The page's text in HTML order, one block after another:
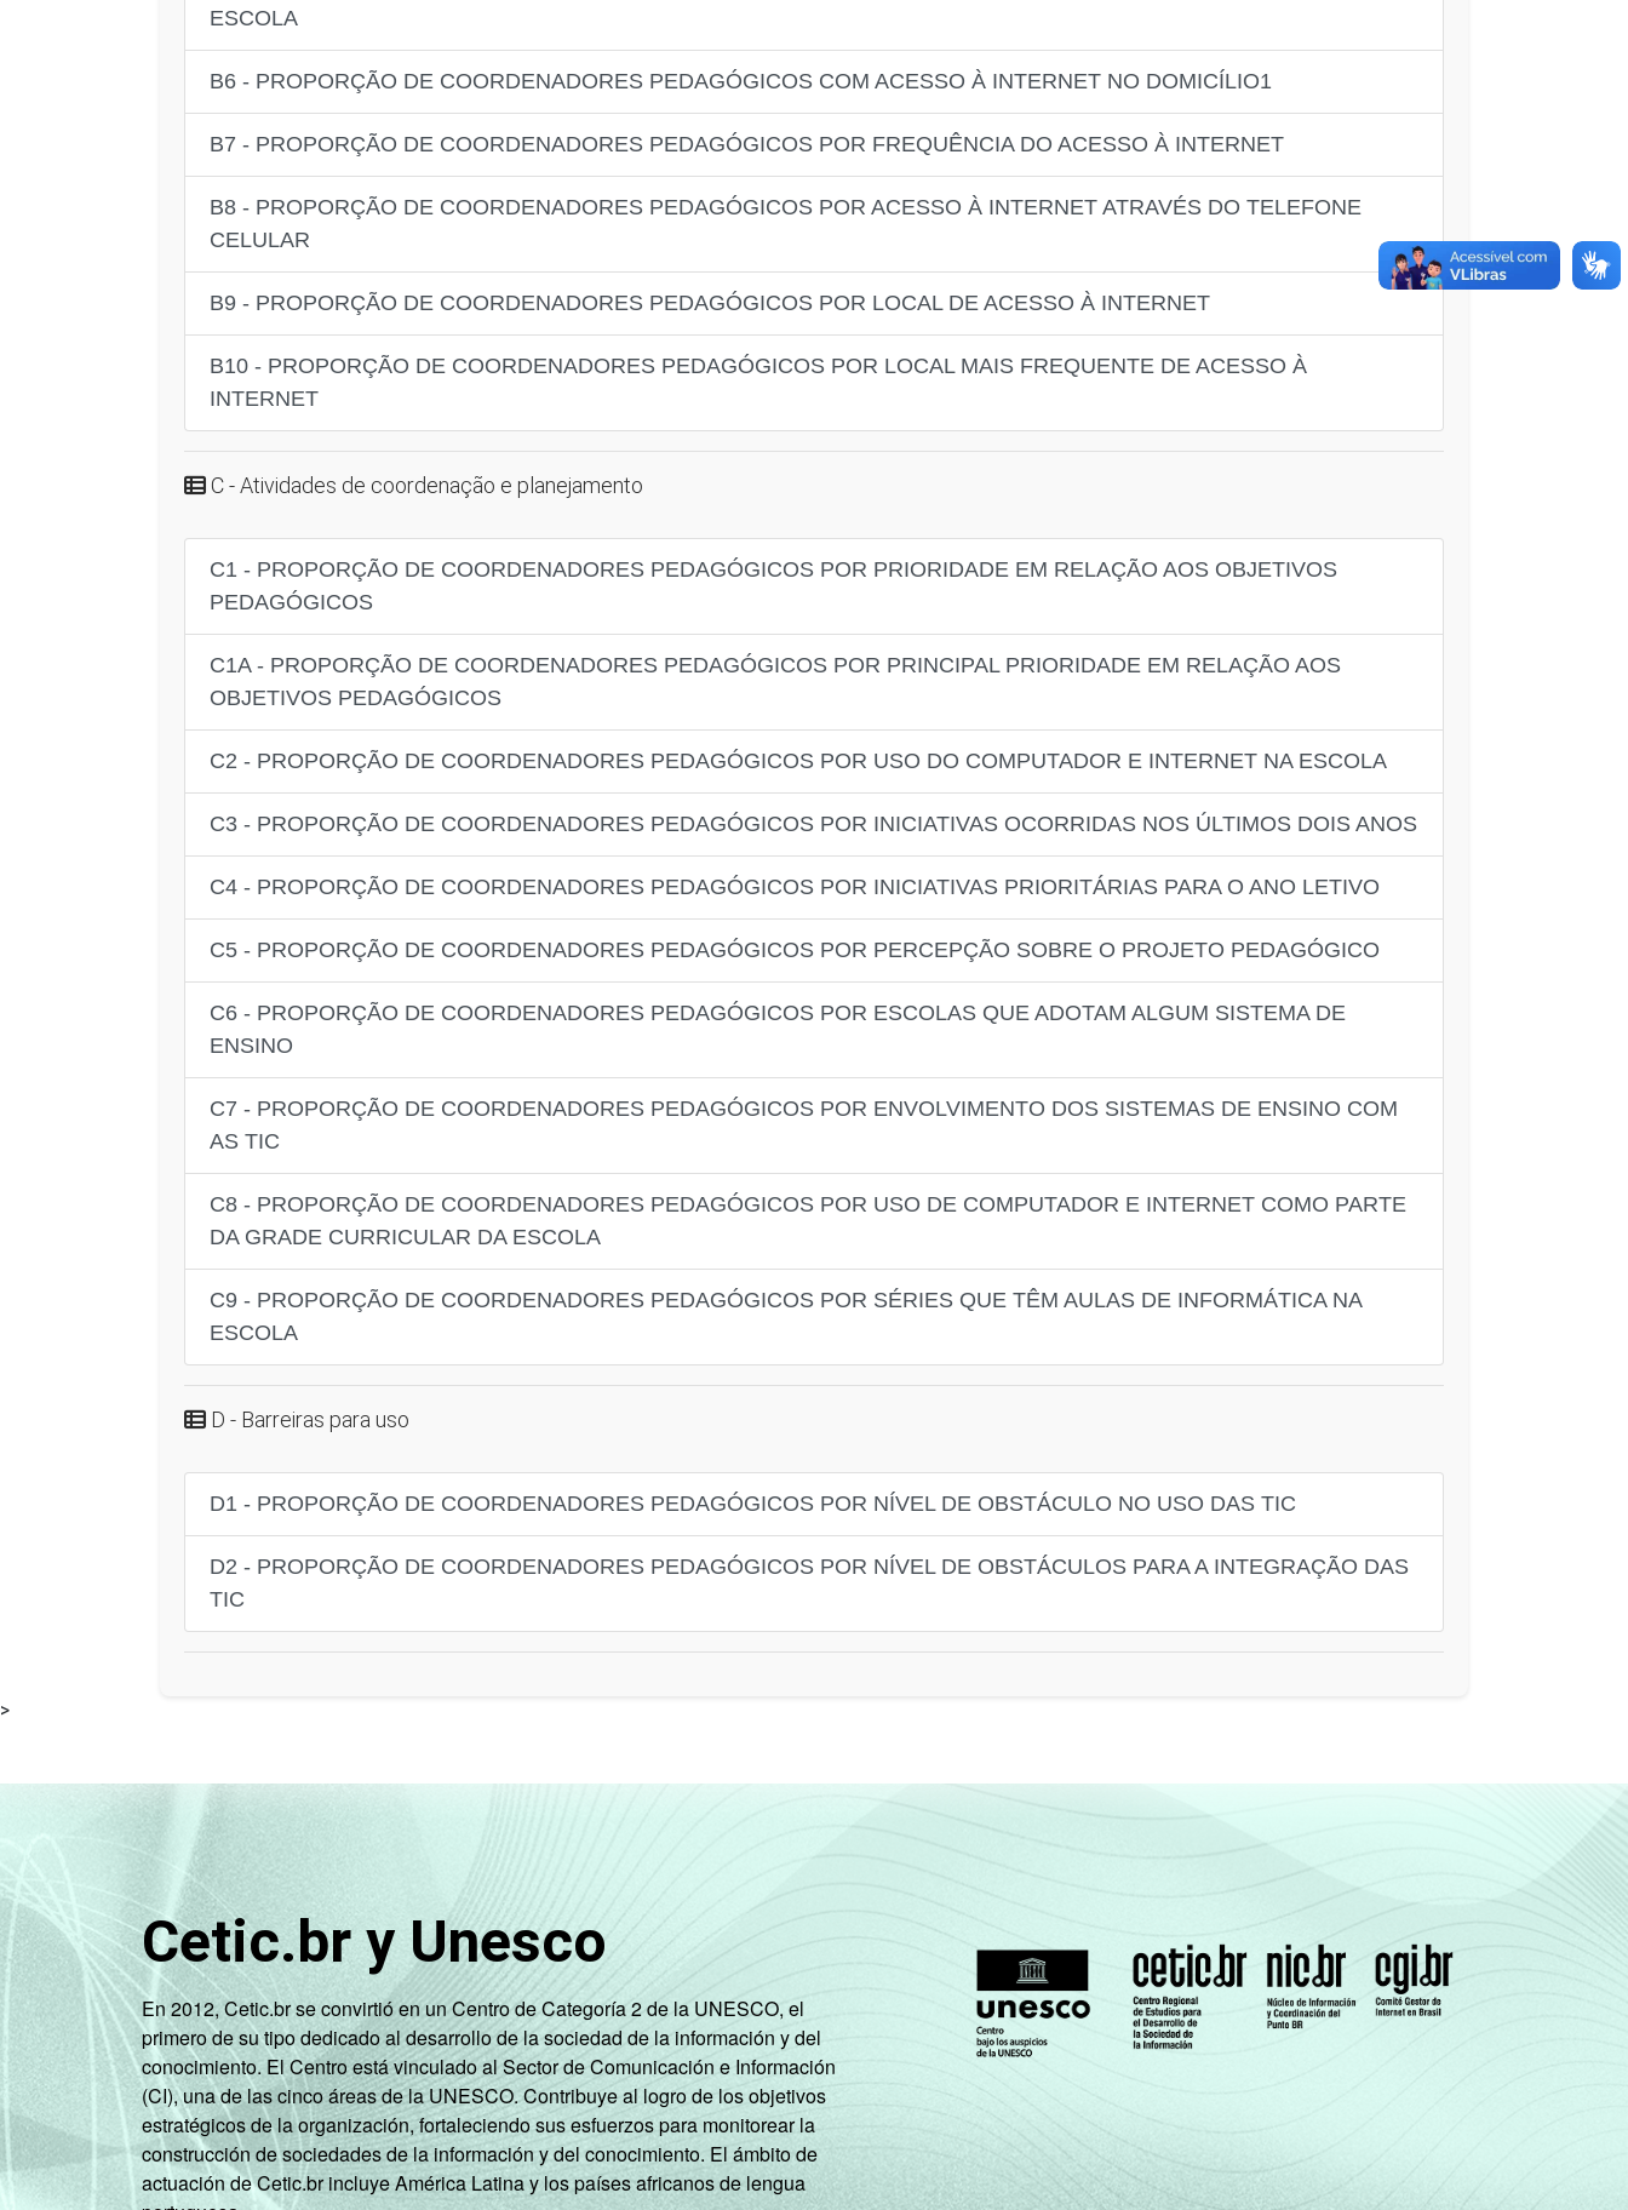
ESCOLA
B6 - PROPORÇÃO DE COORDENADORES PEDAGÓGICOS COM ACESSO À INTERNET NO DOMICÍLIO1
B7 - PROPORÇÃO DE COORDENADORES PEDAGÓGICOS POR FREQUÊNCIA DO ACESSO À INTERNET
B8 - PROPORÇÃO DE COORDENADORES PEDAGÓGICOS POR ACESSO À INTERNET ATRAVÉS DO TELEFONE
CELULAR
B9 - PROPORÇÃO DE COORDENADORES PEDAGÓGICOS POR LOCAL DE ACESSO À INTERNET
B10 - PROPORÇÃO DE COORDENADORES PEDAGÓGICOS POR LOCAL MAIS FREQUENTE DE ACESSO À
INTERNET
C - Atividades de coordenação e planejamento
C1 - PROPORÇÃO DE COORDENADORES PEDAGÓGICOS POR PRIORIDADE EM RELAÇÃO AOS OBJETIVOS
PEDAGÓGICOS
C1A - PROPORÇÃO DE COORDENADORES PEDAGÓGICOS POR PRINCIPAL PRIORIDADE EM RELAÇÃO AOS
OBJETIVOS PEDAGÓGICOS
C2 - PROPORÇÃO DE COORDENADORES PEDAGÓGICOS POR USO DO COMPUTADOR E INTERNET NA ESCOLA
C3 - PROPORÇÃO DE COORDENADORES PEDAGÓGICOS POR INICIATIVAS OCORRIDAS NOS ÚLTIMOS DOIS ANOS
C4 - PROPORÇÃO DE COORDENADORES PEDAGÓGICOS POR INICIATIVAS PRIORITÁRIAS PARA O ANO LETIVO
C5 - PROPORÇÃO DE COORDENADORES PEDAGÓGICOS POR PERCEPÇÃO SOBRE O PROJETO PEDAGÓGICO
C6 - PROPORÇÃO DE COORDENADORES PEDAGÓGICOS POR ESCOLAS QUE ADOTAM ALGUM SISTEMA DE
ENSINO
C7 - PROPORÇÃO DE COORDENADORES PEDAGÓGICOS POR ENVOLVIMENTO DOS SISTEMAS DE ENSINO COM
AS TIC
C8 - PROPORÇÃO DE COORDENADORES PEDAGÓGICOS POR USO DE COMPUTADOR E INTERNET COMO PARTE
DA GRADE CURRICULAR DA ESCOLA
C9 - PROPORÇÃO DE COORDENADORES PEDAGÓGICOS POR SÉRIES QUE TÊM AULAS DE INFORMÁTICA NA
ESCOLA
D - Barreiras para uso
D1 - PROPORÇÃO DE COORDENADORES PEDAGÓGICOS POR NÍVEL DE OBSTÁCULO NO USO DAS TIC
D2 - PROPORÇÃO DE COORDENADORES PEDAGÓGICOS POR NÍVEL DE OBSTÁCULOS PARA A INTEGRAÇÃO DAS
TIC
>
Cetic.br y Unesco
En 2012, Cetic.br se convirtió en un Centro de Categoría 2 de la UNESCO, el
primero de su tipo dedicado al desarrollo de la sociedad de la información y del
conocimiento. El Centro está vinculado al Sector de Comunicación e Información
(CI), una de las cinco áreas de la UNESCO. Contribuye al logro de los objetivos
estratégicos de la organización, fortaleciendo sus esfuerzos para monitorear la
construcción de sociedades de la información y del conocimiento. El ámbito de
actuación de Cetic.br incluye América Latina y los países africanos de lengua